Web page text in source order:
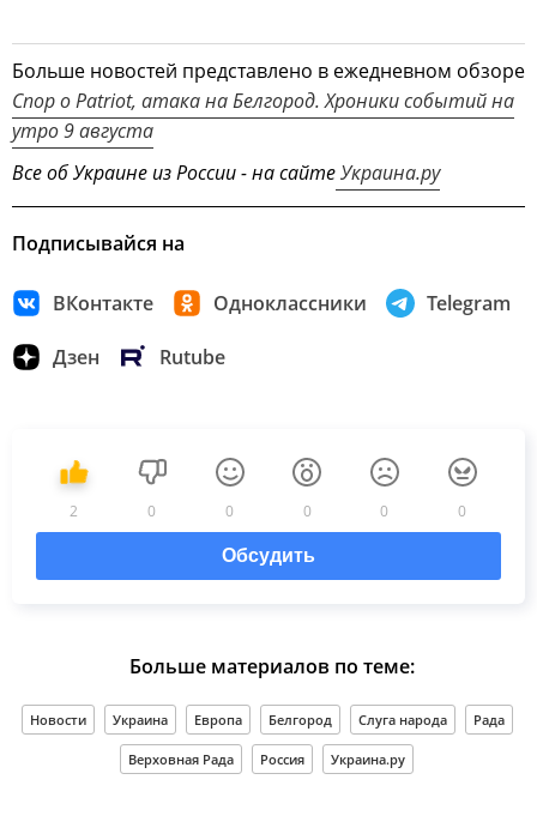
Больше новостей представлено в ежедневном обзоре
Спор о Patriot, атака на Белгород. Хроники событий на
утро 9 августа
Все об Украине из России - на сайтеУкраина.ру
Подписывайся на
ВКонтакте Одноклассники Telegram
Дзен Rutube
2 0 0 0 0 0
Обсудить
Больше материалов по теме:
Новости Украина Европа Белгород Слуга народа Рада
Верховная Рада Россия Украина.ру